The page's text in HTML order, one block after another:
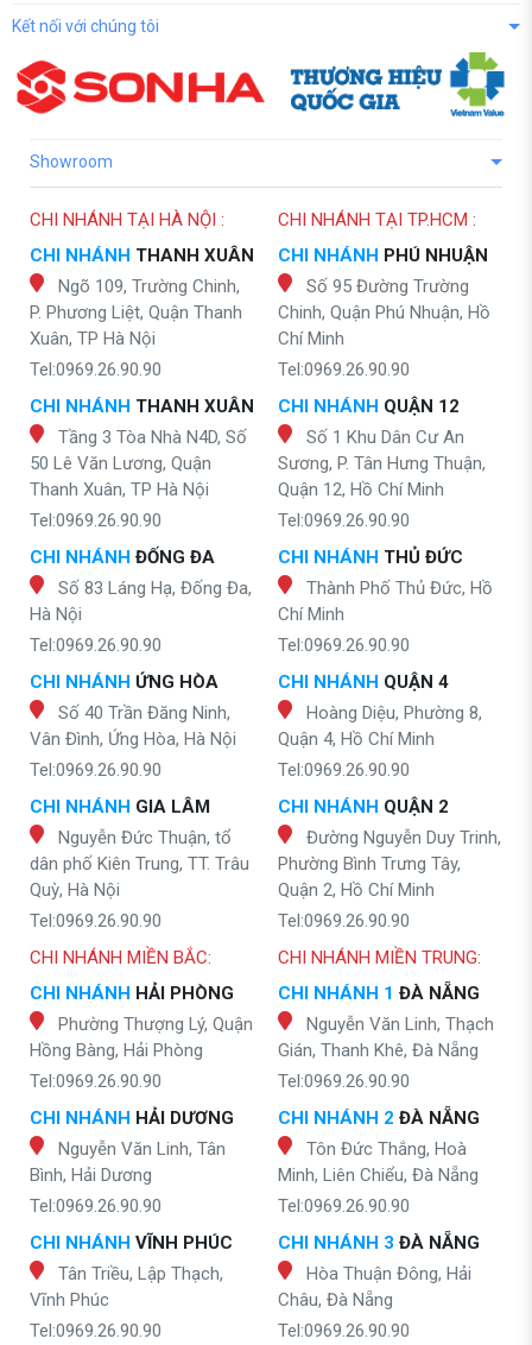
Kết nối với chúng tôi
Showroom
CHI NHÁNH TẠI HÀ NỘI :
CHI NHÁNH THANH XUÂN
Ngõ 109, Trường Chinh,
P. Phương Liệt, Quận Thanh
Xuân, TP Hà Nội
Tel:0969.26.90.90
CHI NHÁNH THANH XUÂN
Tầng 3 Tòa Nhà N4D, Số
50 Lê Văn Lương, Quận
Thanh Xuân, TP Hà Nội
Tel:0969.26.90.90
CHI NHÁNH ĐỐNG ĐA
Số 83 Láng Hạ, Đống Đa,
Hà Nội
Tel:0969.26.90.90
CHI NHÁNH ỨNG HÒA
Số 40 Trần Đăng Ninh,
Vân Đình, Ứng Hòa, Hà Nội
Tel:0969.26.90.90
CHI NHÁNH GIA LÂM
Nguyễn Đức Thuận, tổ
dân phố Kiên Trung, TT. Trâu
Quỳ, Hà Nội
Tel:0969.26.90.90
CHI NHÁNH TẠI TP.HCM :
CHI NHÁNH PHÚ NHUẬN
Số 95 Đường Trường
Chinh, Quận Phú Nhuận, Hồ
Chí Minh
Tel:0969.26.90.90
CHI NHÁNH QUẬN 12
Số 1 Khu Dân Cư An
Sương, P. Tân Hưng Thuận,
Quận 12, Hồ Chí Minh
Tel:0969.26.90.90
CHI NHÁNH THỦ ĐỨC
Thành Phố Thủ Đức, Hồ
Chí Minh
Tel:0969.26.90.90
CHI NHÁNH QUẬN 4
Hoàng Diệu, Phường 8,
Quận 4, Hồ Chí Minh
Tel:0969.26.90.90
CHI NHÁNH QUẬN 2
Đường Nguyễn Duy Trinh,
Phường Bình Trưng Tây,
Quận 2, Hồ Chí Minh
Tel:0969.26.90.90
CHI NHÁNH MIỀN BẮC:
CHI NHÁNH HẢI PHÒNG
Phường Thượng Lý, Quận
Hồng Bàng, Hải Phòng
Tel:0969.26.90.90
CHI NHÁNH HẢI DƯƠNG
Nguyễn Văn Linh, Tân
Bình, Hải Dương
Tel:0969.26.90.90
CHI NHÁNH VĨNH PHÚC
Tân Triều, Lập Thạch,
Vĩnh Phúc
Tel:0969.26.90.90
CHI NHÁNH MIỀN TRUNG:
CHI NHÁNH 1 ĐÀ NẴNG
Nguyễn Văn Linh, Thạch
Gián, Thanh Khê, Đà Nẵng
Tel:0969.26.90.90
CHI NHÁNH 2 ĐÀ NẴNG
Tôn Đức Thắng, Hoà
Minh, Liên Chiểu, Đà Nẵng
Tel:0969.26.90.90
CHI NHÁNH 3 ĐÀ NẴNG
Hòa Thuận Đông, Hải
Châu, Đà Nẵng
Tel:0969.26.90.90